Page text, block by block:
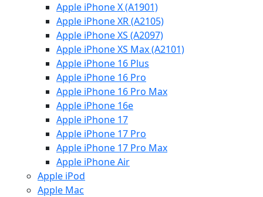
Apple iPhone X (A1901)
Apple iPhone XR (A2105)
Apple iPhone XS (A2097)
Apple iPhone XS Max (A2101)
Apple iPhone 16 Plus
Apple iPhone 16 Pro
Apple iPhone 16 Pro Max
Apple iPhone 16e
Apple iPhone 17
Apple iPhone 17 Pro
Apple iPhone 17 Pro Max
Apple iPhone Air
Apple iPod
Apple Mac